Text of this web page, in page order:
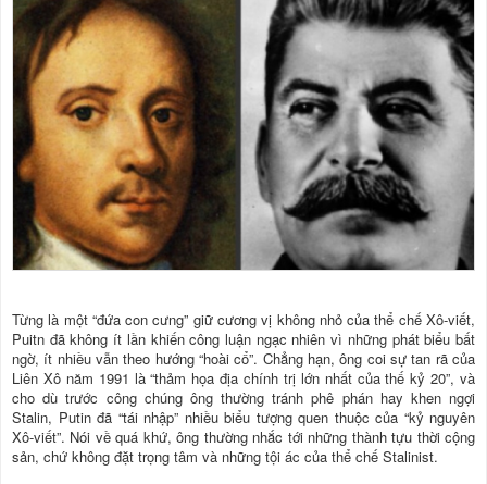
Từng là một “đứa con cưng” giữ cương vị không nhỏ của thể chế Xô-viết,
Puitn đã không ít lần khiến công luận ngạc nhiên vì những phát biểu bất
ngờ, ít nhiều vẫn theo hướng “hoài cổ”. Chẳng hạn, ông coi sự tan rã của
Liên Xô năm 1991 là “thảm họa địa chính trị lớn nhất của thế kỷ 20”, và
cho dù trước công chúng ông thường tránh phê phán hay khen ngợi
Stalin, Putin đã “tái nhập” nhiều biểu tượng quen thuộc của “kỷ nguyên
Xô-viết”. Nói về quá khứ, ông thường nhắc tới những thành tựu thời cộng
sản, chứ không đặt trọng tâm và những tội ác của thể chế Stalinist.